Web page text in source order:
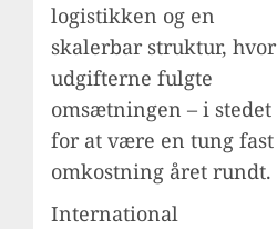
logistikken og en
skalerbar struktur, hvor
udgifterne fulgte
omsætningen – i stedet
for at være en tung fast
omkostning året rundt.
International